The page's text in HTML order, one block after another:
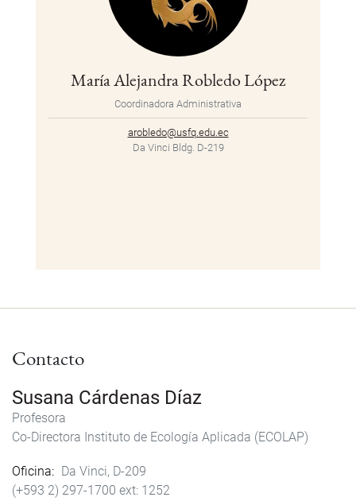
María Alejandra Robledo López
Coordinadora Administrativa
arobledo@usfq.edu.ec
Da Vinci Bldg. D-219
Contacto
Susana Cárdenas Díaz
Profesora
Co-Directora Instituto de Ecología Aplicada (ECOLAP)
Oficina
Da Vinci, D-209
(+593 2) 297-1700
1252